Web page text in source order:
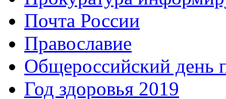
Почта России
Православие
Общероссийский день
Год здоровья 2019